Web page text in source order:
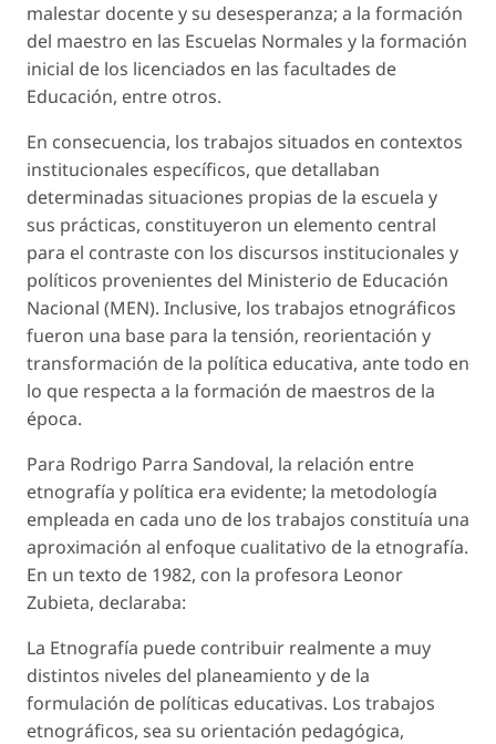
malestar docente y su desesperanza; a la formación
del maestro en las Escuelas Normales y la formación
inicial de los licenciados en las facultades de
Educación, entre otros.
En consecuencia, los trabajos situados en contextos
institucionales específicos, que detallaban
determinadas situaciones propias de la escuela y
sus prácticas, constituyeron un elemento central
para el contraste con los discursos institucionales y
políticos provenientes del Ministerio de Educación
Nacional (MEN). Inclusive, los trabajos etnográficos
fueron una base para la tensión, reorientación y
transformación de la política educativa, ante todo en
lo que respecta a la formación de maestros de la
época.
Para Rodrigo Parra Sandoval, la relación entre
etnografía y política era evidente; la metodología
empleada en cada uno de los trabajos constituía una
aproximación al enfoque cualitativo de la etnografía.
En un texto de 1982, con la profesora Leonor
Zubieta, declaraba:
La Etnografía puede contribuir realmente a muy
distintos niveles del planeamiento y de la
formulación de políticas educativas. Los trabajos
etnográficos, sea su orientación pedagógica,